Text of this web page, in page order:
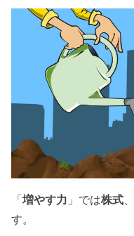
「 増やす力 」では株式
す。